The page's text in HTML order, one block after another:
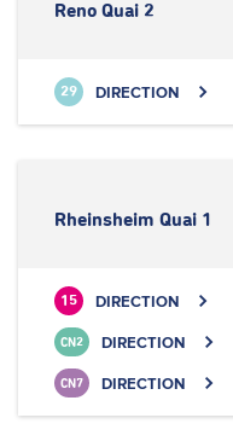
Reno Quai 2
29 DIRECTION
Rheinsheim Quai 1
15 DIRECTION
CN2 DIRECTION
CN7 DIRECTION